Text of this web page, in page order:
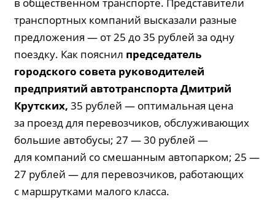
в общественном транспорте. Представители
транспортных компаний высказали разные
предложения — от 25 до 35 рублей за одну
поездку. Как пояснил председатель
городского совета руководителей
предприятий автотранспорта Дмитрий
Крутских,35 рублей — оптимальная цена
за проезд для перевозчиков, обслуживающих
большие автобусы; 27 — 30 рублей —
для компаний со смешанным автопарком; 25 —
27 рублей — для перевозчиков, работающих
с маршрутками малого класса.